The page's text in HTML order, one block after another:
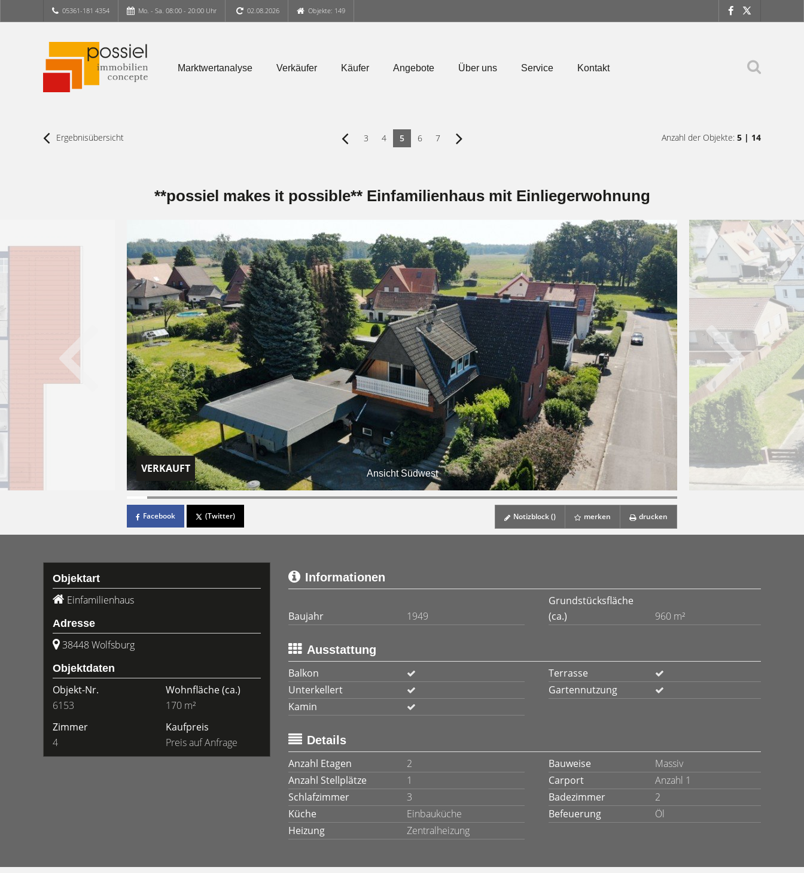
05361-181 4354 Mo. - Sa. 08:00 - 20:00 Uhr 02.08.2026 Objekte: 149
Marktwertanalyse Verkäufer Käufer Angebote Über uns Service Kontakt
Ergebnisübersicht 3 4 5 6 7 Anzahl der Objekte: 5 | 14
**possiel makes it possible** Einfamilienhaus mit Einliegerwohnung
Ansicht Südwest
VERKAUFT
Facebook (Twitter) Notizblock () merken drucken
Objektart
Einfamilienhaus
Adresse
38448 Wolfsburg
Objektdaten
Objekt-Nr.
6153
Wohnfläche(ca.)
170 m²
Zimmer
4
Kaufpreis
Preis auf Anfrage
Informationen
Baujahr 1949
Grundstücksfläche
(ca.)
960 m²
Ausstattung
Balkon
Terrasse
Unterkellert
Gartennutzung
Kamin
Details
Anzahl Etagen
2 Bauweise
Massiv
Anzahl Stellplätze
1 Carport
Anzahl 1
Schlafzimmer
3 Badezimmer
2
Küche
Einbauküche Befeuerung
Öl
Heizung
Zentralheizung